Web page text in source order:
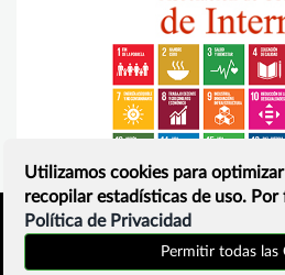
Política de
Utilizamos cookies para
recopilar estadísticas de uso.
Política de Privacidad
Permitir todas las